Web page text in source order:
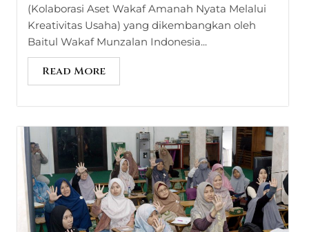
(Kolaborasi Aset Wakaf Amanah Nyata Melalui
Kreativitas Usaha) yang dikembangkan oleh
Baitul Wakaf Munzalan Indonesia...
Read More